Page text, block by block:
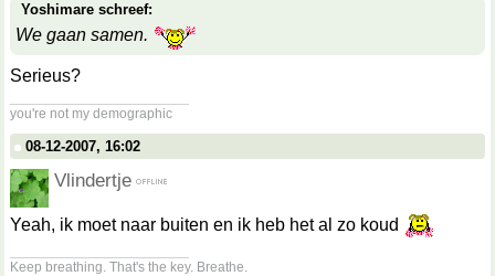
Yoshimare schreef:
We gaan samen.
Serieus?
you're not my demographic
08-12-2007, 16:02
Vlindertje
Yeah, ik moet naar buiten en ik heb het al zo koud
Keep breathing. That's the key. Breathe.